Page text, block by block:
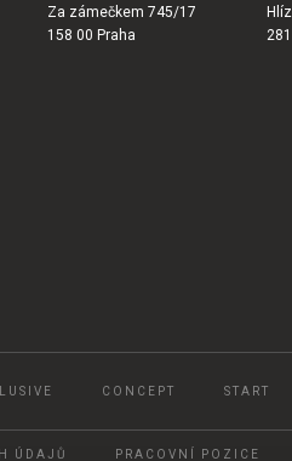
Za zámečkem 745/17
158 00 Praha
CONCEPT START
ÚDAJŮ PRACOVNÍ POZICE